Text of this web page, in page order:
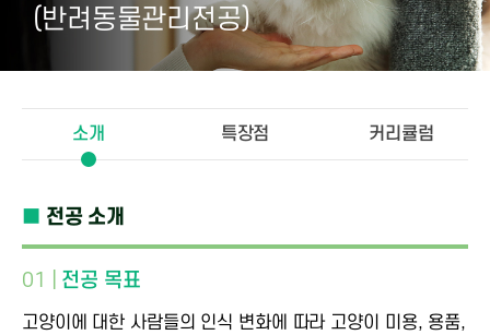
(반려동물관리전공)
소개 특장점 커리큘럼
■ 전공 소개
01 | 전공 목표
고양이에 대한 사람들의 인식 변화에 따라 고양이 미용, 용품,